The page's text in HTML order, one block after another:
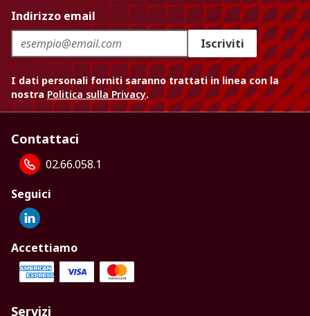
Indirizzo email
Iscriviti
I dati personali forniti saranno trattati in linea con la
nostra Politica sulla Privacy.
Contattaci
02.66.058.1
Seguici
Accettiamo
Servizi